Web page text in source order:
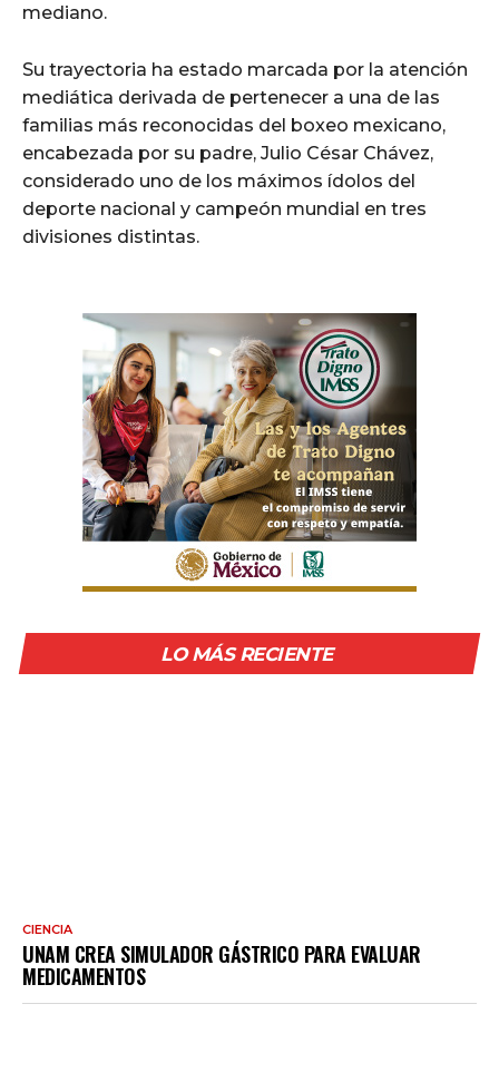
mediano.
Su trayectoria ha estado marcada por la atención
mediática derivada de pertenecer a una de las
familias más reconocidas del boxeo mexicano,
encabezada por su padre, Julio César Chávez,
considerado uno de los máximos ídolos del
deporte nacional y campeón mundial en tres
divisiones distintas.
LO MÁS RECIENTE
CIENCIA
UNAM CREA SIMULADOR GÁSTRICO PARA EVALUAR
MEDICAMENTOS